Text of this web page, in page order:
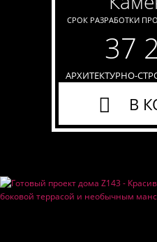
СРОК РАЗРАБОТКИ
37
АРХИТЕКТУРНО-
В